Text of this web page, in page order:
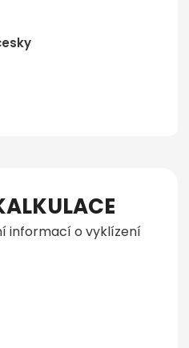
informací o vyklízení